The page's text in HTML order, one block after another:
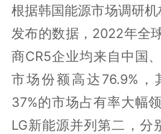
根据韩国能源市场调研
发布的数据，2022年全
商CR5企业均来自中国
市场份额高达76.9%，
37%的市场占有率大幅
LG新能源并列第二，分